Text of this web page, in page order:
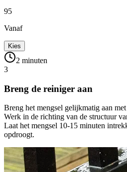
95
Vanaf
Kies
2 minuten
3
Breng de reiniger aan
Breng het mengsel gelijkmatig aan
Werk in de richting van de structuur
Laat het mengsel 10-15 minuten
opdroogt.